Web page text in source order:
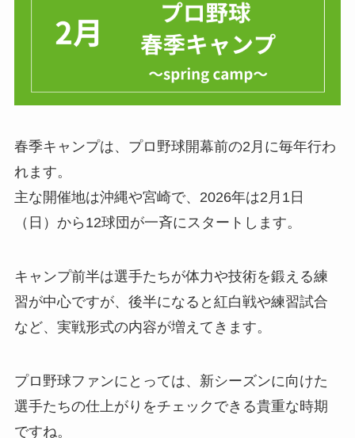
春季キャンプは、プロ野球開幕前の2月に毎年行わ
れます。
主な開催地は沖縄や宮崎で、2026年は2月1日
（日）から12球団が一斉にスタートします。
キャンプ前半は選手たちが体力や技術を鍛える練
習が中心ですが、後半になると紅白戦や練習試合
など、実戦形式の内容が増えてきます。
プロ野球ファンにとっては、新シーズンに向けた
選手たちの仕上がりをチェックできる貴重な時期
ですね。